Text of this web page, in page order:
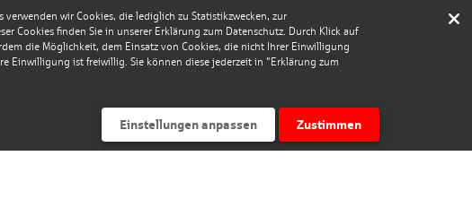
wir Cookies, die lediglich zu Statistikzwecken, zur
Cookies finden Sie in unserer Erklärung zum Datenschutz. Durch Klick auf
die Möglichkeit, dem Einsatz von Cookies, die nicht Ihrer Einwilligung
Einwilligung ist freiwillig. Sie können diese jederzeit in "Erklärung zum
Einstellungen anpassen Zustimmen